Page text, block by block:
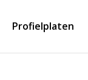
Profielplaten